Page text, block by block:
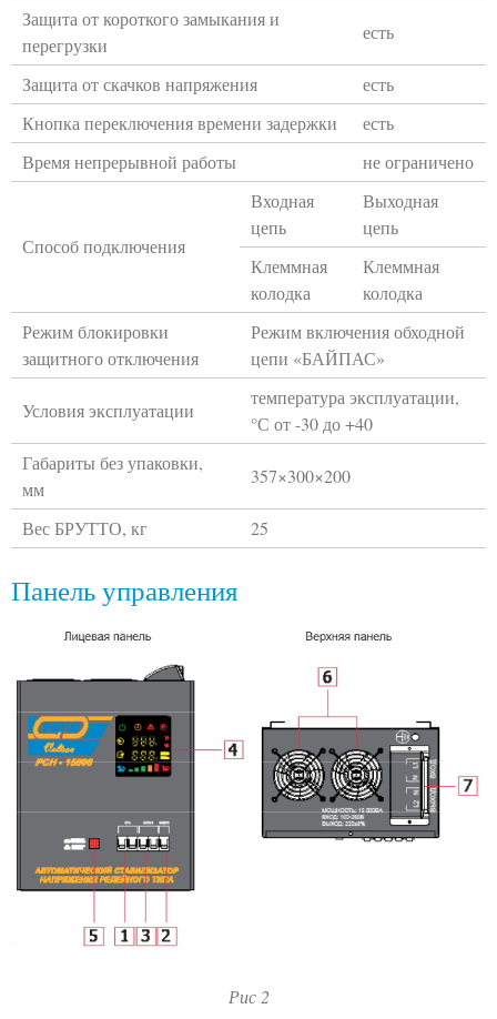
Защита от короткого замыкания и
перегрузки
есть
Защита от скачков напряжения
есть
Кнопка переключения времени задержки
есть
Время непрерывной работы
не ограничено
Способ подключения
Входная
цепь
Выходная
цепь
Клеммная
колодка
Клеммная
колодка
Режим блокировки
защитного отключения
Режим включения обходной
цепи «БАЙПАС»
Условия эксплуатации
температура эксплуатации,
°С от -30 до +40
Габариты без упаковки,
мм
357×300×200
Вес БРУТТО, кг 25
Панель управления
Рис 2